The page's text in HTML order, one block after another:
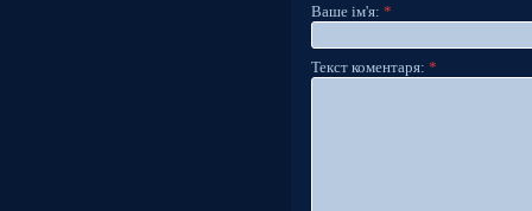
Ваше ім'я: *
Текст коментаря: *